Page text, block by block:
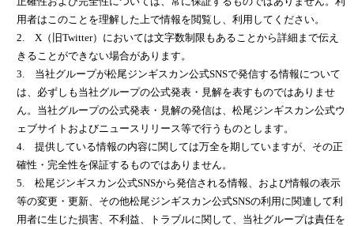
用者はこのことを理解した上で情報を閲覧し、利用してください。
2. X（旧Twitter）においては文字数制限もあることから詳細まで伝え
きることができない場合があります。
3. 当社グループが松尾ジンギスカン公式SNSで発信する情報について
は、必ずしも当社グループの公式発表・見解を表すものではありませ
ん。当社グループの公式発表・見解の発信は、松尾ジンギスカン公式ウ
ェブサイトおよびニュースリリース等で行うものとします。
4. 提供している情報の内容に関しては万全を期していますが、その正
確性・完全性を保証するものではありません。
5. 松尾ジンギスカン公式SNSから発信される情報、および情報の表示
等の変更・更新、その他松尾ジンギスカン公式SNSの利用に関連して利
用者に生じた損害、不利益、トラブルに関して、当社グループは責任を